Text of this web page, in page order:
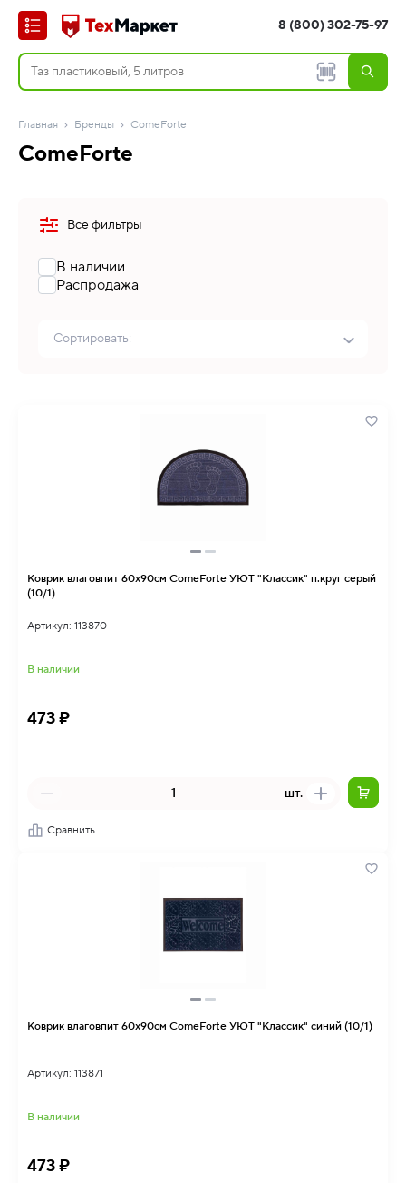
8 (800) 302-75-97
Главная Бренды ComeForte
ComeForte
Все фильтры
В наличии
Распродажа
Сортировать:
Коврик влаговпит 60х90см ComeForte УЮТ "Классик" п.круг серый
(10/1)
Артикул: 113870
В наличии
473 ₽
шт.
Сравнить
Коврик влаговпит 60х90см ComeForte УЮТ "Классик" синий (10/1)
Артикул: 113871
В наличии
473 ₽